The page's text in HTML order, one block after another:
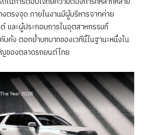
ตรงจุด ภายในงานมีผู้บริหารจากค่าย
และผู้ประกอบการในอุตสาหกรรมที่
บคั่ง ตอกย้ำบทบาทของเวทีนี้ในฐานะหนึ่งใน
ของตลาดรถยนต์ไทย